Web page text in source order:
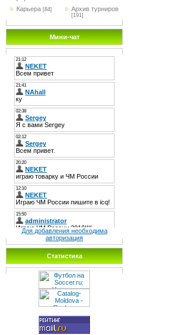
Карьера [84] Архив турниров
[191]
Мини-чат
Для добавления необходима
авторизация
Статистика